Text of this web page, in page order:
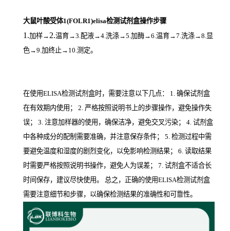
大鼠叶酸受体1(FOLR1)elisa检测试剂盒操作步骤
1.加样→ 2.温育→3.配液→4.洗涤→5.加酶→6.温育→7.洗涤→8.显
色→9.加终止→10.测定。
在使用ELISA检测试剂盒时，需要注意以下几点： 1. 确保试剂盒
在有效期内使用； 2. 严格按照说明书上的步骤操作，避免操作失
误； 3. 注意加样器的使用，确保洁净，避免交叉污染； 4. 试剂盒
中各种成分的配制需要准确，并注意保存条件； 5. 检测过程中需
要避免温度和湿度的剧烈变化，以免影响检测结果； 6. 读取结果
时需要严格按照说明书操作，避免人为误差； 7. 试剂盒不适合长
时间保存，建议尽快使用。 总之，正确的使用ELISA检测试剂盒
需要注意细节和步骤，以确保检测结果的准确性和可靠性。